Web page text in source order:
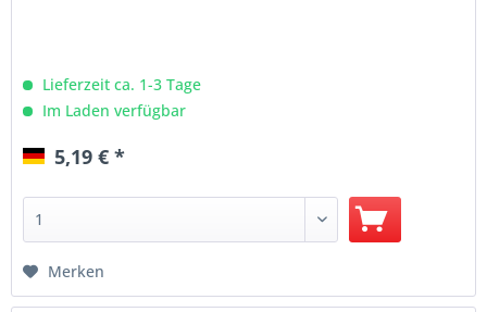
Lieferzeit ca. 1-3 Tage
Im Laden verfügbar
5,19 € *
Merken